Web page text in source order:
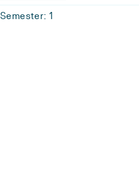
Semester: 1